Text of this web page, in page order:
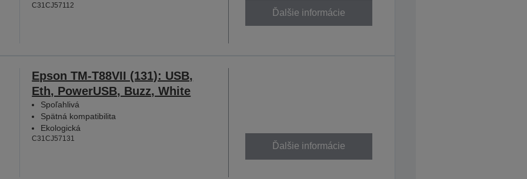
C31CJ57112
Ďalšie informácie
Epson TM-T88VII (131): USB,
Eth, PowerUSB, Buzz, White
Spoľahlivá
Spätná kompatibilita
Ekologická
C31CJ57131
Ďalšie informácie